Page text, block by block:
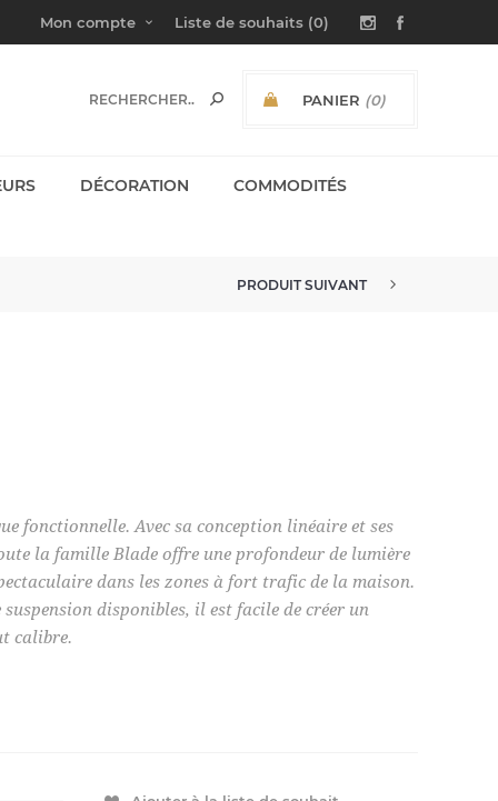
Mon compte Liste de souhaits (0)
PANIER (0)
DÉCORATION COMMODITÉS
PRODUIT SUIVANT
fonctionnelle. Avec sa conception linéaire et ses
la famille Blade offre une profondeur de lumière
dans les zones à fort trafic de la maison.
disponibles, il est facile de créer un
calibre.